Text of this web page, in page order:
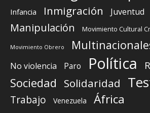
Infancia Inmigración Juventud
Manipulación Movimiento Cultural
Movimiento Obrero
No violencia
Paro Política
Sociedad Solidaridad
Trabajo Venezuela África